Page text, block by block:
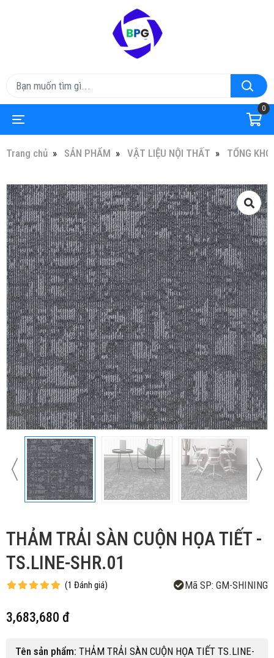
0
Trang chủ SẢN PHẨM VẬT LIỆU NỘI THẤT TỔNG
THẢM TRẢI SÀN CUỘN HỌA TIẾT -
TS.LINE-SHR.01
(1 Đánh giá) Mã SP: GM-SHINING
3,683,680 đ
Tên sản phẩm: THẢM TRẢI SÀN CUỘN HỌA TIẾT TS.LINE-